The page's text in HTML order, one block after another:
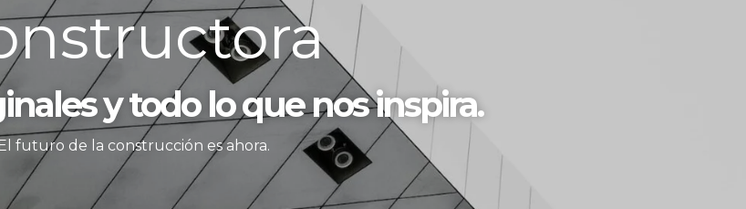
y todo lo que nos inspira.
futuro de la construcción es ahora.